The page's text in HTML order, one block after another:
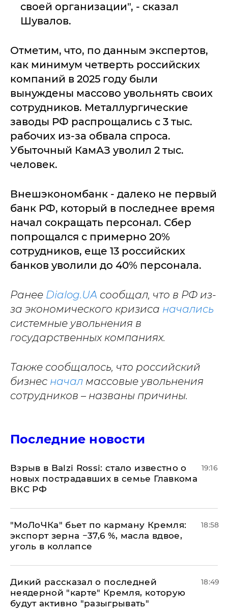
своей организации", - сказал
Шувалов.
Отметим, что, по данным экспертов,
как минимум четверть российских
компаний в 2025 году были
вынуждены массово увольнять своих
сотрудников. Металлургические
заводы РФ распрощались с 3 тыс.
рабочих из-за обвала спроса.
Убыточный КамАЗ уволил 2 тыс.
человек.
Внешэкономбанк - далеко не первый
банк РФ, который в последнее время
начал сокращать персонал. Сбер
попрощался с примерно 20%
сотрудников, еще 13 российских
банков уволили до 40% персонала.
Ранее Dialog.UA сообщал, что в РФ из-
за экономического кризиса начались
системные увольнения в
государственных компаниях.
Также сообщалось, что российский
бизнес начал массовые увольнения
сотрудников – названы причины.
Последние новости
Взрыв в Balzi Rossi: стало известно о
новых пострадавших в семье Главкома
ВКС РФ
19:16
​"МоЛоЧКа" бьет по карману Кремля:
экспорт зерна −37,6 %, масла вдвое,
уголь в коллапсе
18:58
Дикий рассказал о последней
неядерной "карте" Кремля, которую
будут активно "разыгрывать"
18:49